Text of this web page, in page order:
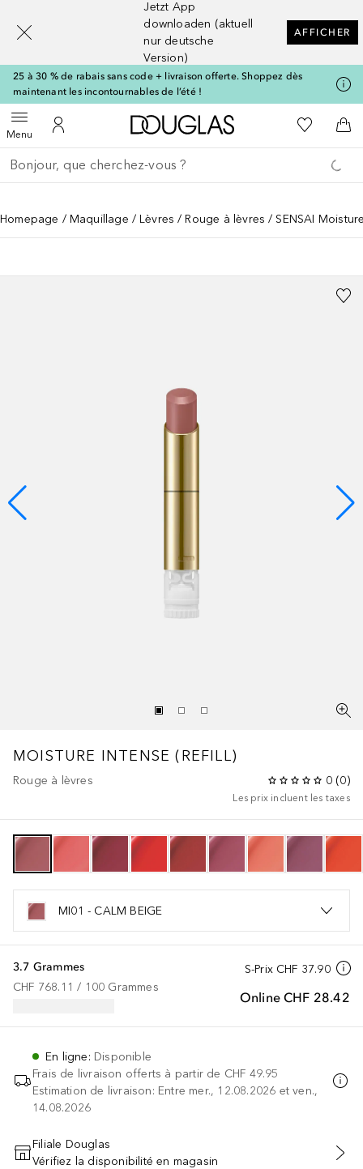
Jetzt App
downloaden (aktuell
nur deutsche
Version)
AFFICHER
25 à 30 % de rabais sans code + livraison offerte. Shoppez dès
maintenant les incontournables de l’été !
MenuOuvrir le menuVers Mon Compte
Vers l'accueil Douglas
Vers Ma
Retourner
Exécuter la recherche
Homepage Maquillage Lèvres Rouge à lèvres SENSAI
MOISTURE INTENSE (REFILL)
Rouge à lèvres 0 (0)
Les prix incluent les taxes
MI01 - CALM BEIGE
S-Prix CHF 37.90
Online CHF 28.42
3.7 Grammes
CHF 768.11 / 100 Grammes
En ligne: Disponible
Frais de livraison offerts à partir de CHF 49.95
Estimation de livraison: Entre mer., 12.08.2026 et ven.,
14.08.2026
AJOUTER AU PANIER
Filiale Douglas
Vérifiez la disponibilité en magasin
[navigation.slideout.screenreader]